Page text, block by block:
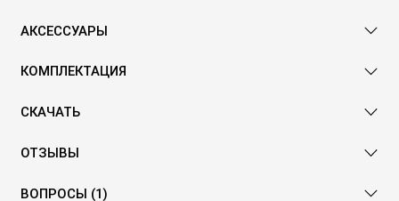
АКСЕССУАРЫ
КОМПЛЕКТАЦИЯ
СКАЧАТЬ
ОТЗЫВЫ
ВОПРОСЫ (1)